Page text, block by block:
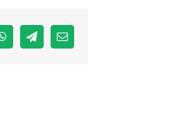
WhatsAppTelegramEmail